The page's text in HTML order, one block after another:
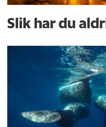
Slik har du